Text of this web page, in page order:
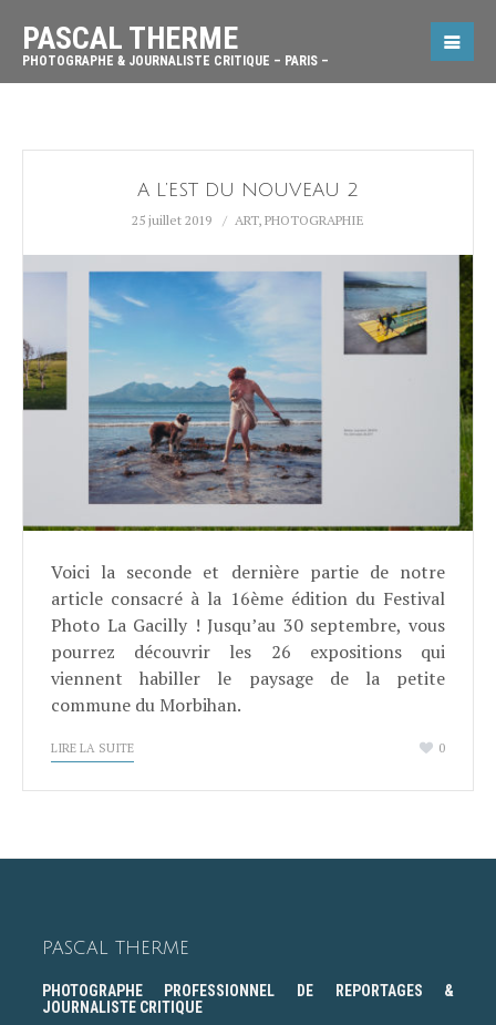
PASCAL THERME
PHOTOGRAPHE & JOURNALISTE CRITIQUE – PARIS –
A L’EST DU NOUVEAU 2
25 juillet 2019 ART, PHOTOGRAPHIE
Voici la seconde et dernière partie de notre
article consacré à la 16ème édition du Festival
Photo La Gacilly ! Jusqu’au 30 septembre, vous
pourrez découvrir les 26 expositions qui
viennent habiller le paysage de la petite
commune du Morbihan.
LIRE LA SUITE 0
PASCAL THERME
PHOTOGRAPHE PROFESSIONNEL DE REPORTAGES &
JOURNALISTE CRITIQUE